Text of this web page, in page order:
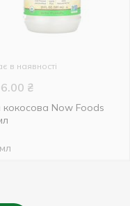
в наявності
₴
кокосова Now Foods